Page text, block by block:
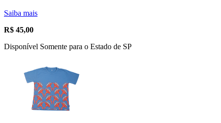
Saiba mais
R$ 45,00
Disponível Somente para o Estado de SP